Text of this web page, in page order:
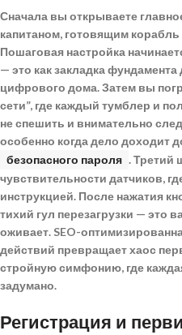
Сначала вы открываете
капитаном, готовящим
Пошаговая настройка
— это как закладка
цифрового дома. Затем вы
сети”, где каждый тумблер и
не спешить и внимательно
особенно когда дело доходит
безопасного пароля . Третий
чувствительности датчиков,
инструкцией. После нажатия
тихий гул перезагрузки — это
оживает. SEO-
действий превращает хаос
стройную симфонию, где
задумано.
Регистрация и